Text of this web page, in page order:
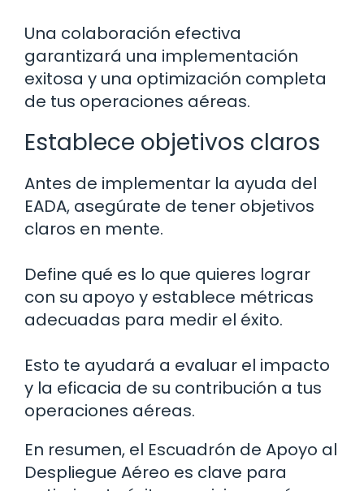
Una colaboración efectiva
garantizará una implementación
exitosa y una optimización completa
de tus operaciones aéreas.
Establece objetivos claros
Antes de implementar la ayuda del
EADA, asegúrate de tener objetivos
claros en mente.
Define qué es lo que quieres lograr
con su apoyo y establece métricas
adecuadas para medir el éxito.
Esto te ayudará a evaluar el impacto
y la eficacia de su contribución a tus
operaciones aéreas.
En resumen, el Escuadrón de Apoyo al
Despliegue Aéreo es clave para